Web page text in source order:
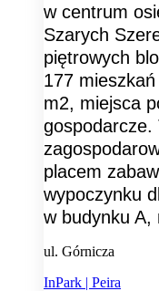
w centrum
Szarych
piętrowych
177
m2, miejsca
gospodarcze.
placem
wypoczynku
w budynku A,
ul. Górnicza
InPark | Peira